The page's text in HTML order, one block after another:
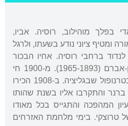
לאדי בפלך מוהילוב, רוסיה. אביו,
ומטיף ציוני נודע בשעתו, ולרגל
ברחבי רוסיה. אחיו הבכור
הוא הסופר חיים שלום בן-אברם (1965-1893). מ-1900 חי
ביקאטרינוסלב, ומ-1905 בטרנופול שבגליציה. ב-1908 הכירו
והתקרבו אליו בשנת שהותו
המהפכה והתגייס בכל מאודו
טרוצקי. בימי מלחמת האזרחים